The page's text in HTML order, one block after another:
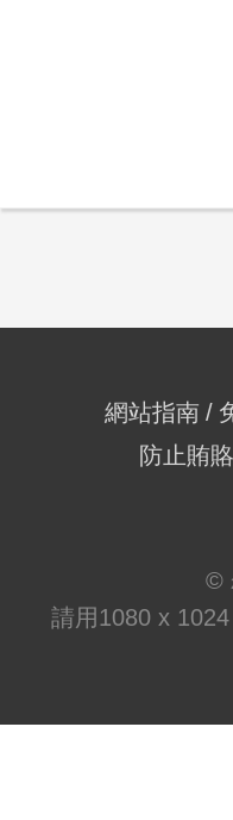
網站指南
防止賄
©
請用1080 x